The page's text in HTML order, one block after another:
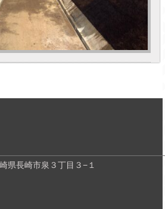
県長崎市泉３丁目３−１